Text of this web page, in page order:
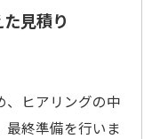
見積り
、ヒアリングの中
最終準備を行いま